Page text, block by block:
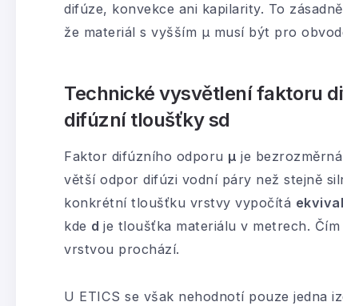
difúze, konvekce ani kapilarity. To
že materiál s vyšším μ musí být pro
Technické vysvětlení faktoru
difúzní tloušťky sd
Faktor difúzního odporu μ je
větší odpor difúzi vodní páry než stejně
konkrétní tloušťku vrstvy vypočítá
kde d je tloušťka materiálu v metrech.
vrstvou prochází.
U ETICS se však nehodnotí pouze jedna